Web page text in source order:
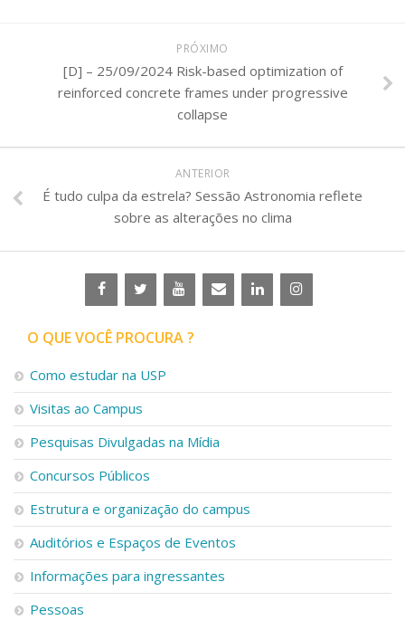
PRÓXIMO
[D] – 25/09/2024 Risk-based optimization of
reinforced concrete frames under progressive
collapse
ANTERIOR
É tudo culpa da estrela? Sessão Astronomia reflete
sobre as alterações no clima
O QUE VOCÊ PROCURA ?
Como estudar na USP
Visitas ao Campus
Pesquisas Divulgadas na Mídia
Concursos Públicos
Estrutura e organização do campus
Auditórios e Espaços de Eventos
Informações para ingressantes
Pessoas